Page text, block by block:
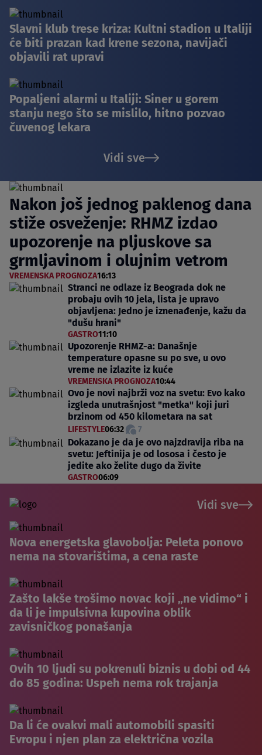
Slavni klub trese kriza: Kultni stadion u Italiji
će biti prazan kad krene sezona, navijači
objavili rat upravi
Popaljeni alarmi u Italiji: Siner u gorem
stanju nego što se mislilo, hitno pozvao
čuvenog lekara
Vidi sve
Nakon još jednog paklenog dana
stiže osveženje: RHMZ izdao
upozorenje na pljuskove sa
grmljavinom i olujnim vetrom
VREMENSKA PROGNOZA16:13
Stranci ne odlaze iz Beograda dok ne
probaju ovih 10 jela, lista je upravo
objavljena: Jedno je iznenađenje, kažu da
"dušu hrani"
GASTRO11:10
Upozorenje RHMZ-a: Današnje
temperature opasne su po sve, u ovo
vreme ne izlazite iz kuće
VREMENSKA PROGNOZA10:44
Ovo je novi najbrži voz na svetu: Evo kako
izgleda unutrašnjost "metka" koji juri
brzinom od 450 kilometara na sat
LIFESTYLE06:32 7
Dokazano je da je ovo najzdravija riba na
svetu: Jeftinija je od lososa i često je
jedite ako želite dugo da živite
GASTRO06:09
Vidi sve
Nova energetska glavobolja: Peleta ponovo
nema na stovarištima, a cena raste
Zašto lakše trošimo novac koji „ne vidimo“ i
da li je impulsivna kupovina oblik
zavisničkog ponašanja
Ovih 10 ljudi su pokrenuli biznis u dobi od 44
do 85 godina: Uspeh nema rok trajanja
Da li će ovakvi mali automobili spasiti
Evropu i njen plan za električna vozila